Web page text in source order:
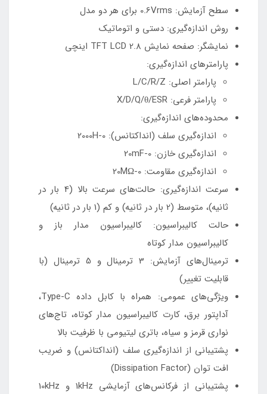
سطح آزمایش: 0.6Vrms برای هر دو مدل
روش اندازه‌گیری: دستی و اتوماتیک
نمایشگر: صفحه نمایش TFT LCD 2.8 اینچی
پارامترهای اندازه‌گیری:
پارامتر اصلی: L/C/R/Z
پارامتر فرعی: X/D/Q/θ/ESR
محدوده‌های اندازه‌گیری:
اندازه‌گیری سلف (انداکتانس): 0-2000H
اندازه‌گیری خازن: 0-20mF
اندازه‌گیری مقاومت: 0-20MΩ
سرعت اندازه‌گیری: حالت‌های سرعت بالا (4 بار در
ثانیه)، متوسط (2 بار در ثانیه) و کم (1 بار در ثانیه)
حالت کالیبراسیون: کالیبراسیون مدار باز و
کالیبراسیون مدار کوتاه
ترمینال‌های آزمایش: 3 ترمینال و 5 ترمینال (با
قابلیت تغییر)
ویژگی‌های عمومی: همراه با کابل داده Type-C،
آداپتور برق، کارت کالیبراسیون مدار کوتاه، تاج‌های
نواری قرمز و سیاه، باتری لیتیومی با ظرفیت بالا
پشتیبانی از اندازه‌گیری سلف (انداکتانس) و ضریب
افت توان (Dissipation Factor)
پشتیبانی از فرکانس‌های آزمایشی 1kHz و 10kHz